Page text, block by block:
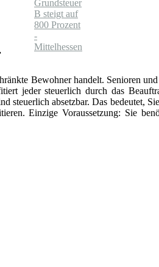
Bewohner handelt. Senioren
jeder steuerlich durch das
steuerlich absetzbar. Das bedeutet,
Einzige Voraussetzung: Sie